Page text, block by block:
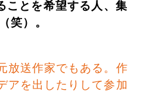
ことを希望する人、集
笑）。
放送作家でもある。作
アを出したりして参加